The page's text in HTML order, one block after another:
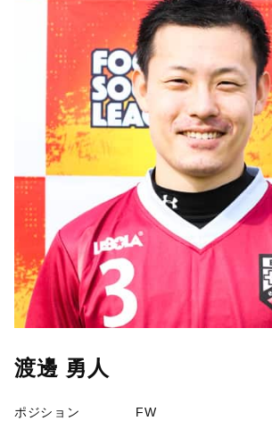
渡邊 勇人
ポジション FW